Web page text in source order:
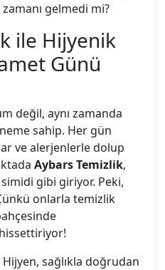
gelmedi mi?
ile Hijyenik
Günü
değil, aynı zamanda
sahip. Her gün
ve alerjenlerle dolup
Aybars Temizlik,
gibi giriyor. Peki,
onlarla temizlik
Hijyen, sağlıkla doğrudan